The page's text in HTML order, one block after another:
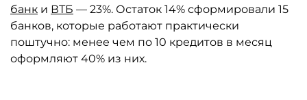
банк и ВТБ — 23%. Остаток 14% сформировали 15
банков, которые работают практически
поштучно: менее чем по 10 кредитов в месяц
оформляют 40% из них.